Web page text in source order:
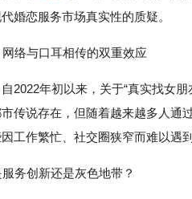
婚恋服务市场真实性的质疑。
络与口耳相传的双重效应
2022年初以来，关于“真实找女
传说存在，但随着越来越多人通
工作繁忙、社交圈狭窄而难以遇
务创新还是灰色地带？